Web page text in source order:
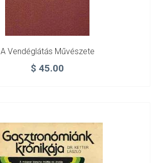
A Vendéglátás Művészete
$ 45.00